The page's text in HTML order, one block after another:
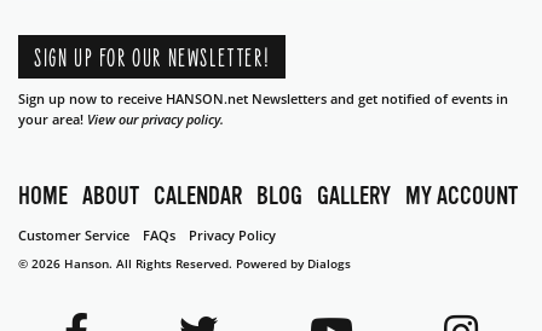
SIGN UP FOR OUR NEWSLETTER!
Sign up now to receive HANSON.net Newsletters and get notified of events in
your area! View our privacy policy.
HOME ABOUT CALENDAR BLOG GALLERY MY ACCOUNT
Customer Service FAQs Privacy Policy
© 2026 Hanson. All Rights Reserved. Powered by Dialogs